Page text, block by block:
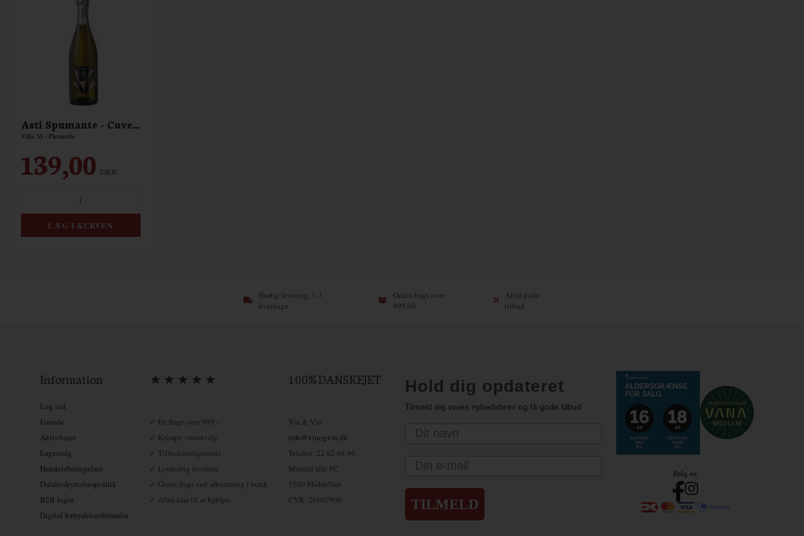
Asti Spumante - Cuveé Villa M - Dolce
Villa M - Piemonte
139,00 DKK
Hurtig levering, 1-3
hverdage
Gratis fragt over
999,00
Altid gode
tilbud
Information
Log ind
Forside
Aktiviteter
Lagersalg
Handelsbetingelser
Databeskyttelsespolitik
B2B login
Digital fortrydelsesformular
★ ★ ★ ★ ★
✓ Fri fragt over 999,-
✓ Kæmpe vinudvalg
✓ Tilfredshedsgaranti
✓ Lynhurtig levering
✓ Gratis fragt ved afhentning i butik
✓ Altid klar til at hjælpe
100% DANSKEJET
Vin & Vin
info@vinogvin.dk
Telefon: 22 62 68 96
Mandal alle 8C
5500 Middelfart
CVR: 26607906
Hold dig opdateret
Tilmeld dig vores nyhedsbrev og få gode tilbud
Navn
Email
TILMELD
Følg os